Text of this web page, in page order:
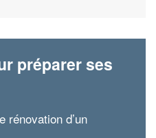
préparer ses
rénovation d’un